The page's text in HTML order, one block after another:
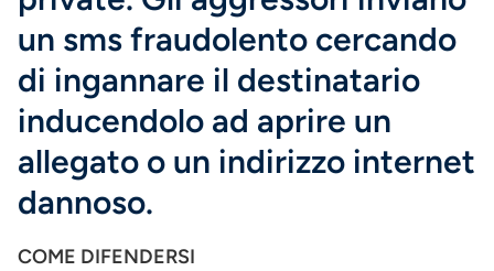
un sms fraudolento cercando
di ingannare il destinatario
inducendolo ad aprire un
allegato o un indirizzo internet
dannoso.
COME DIFENDERSI